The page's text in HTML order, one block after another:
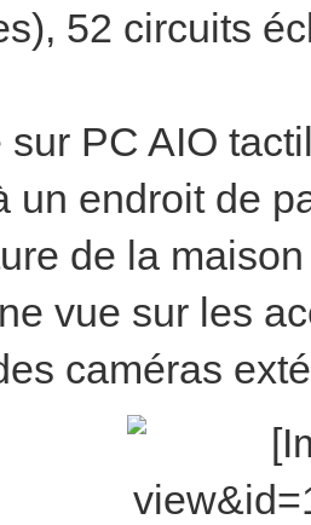
52 circuits
sur PC AIO
un endroit de
de la
vue sur les
caméras